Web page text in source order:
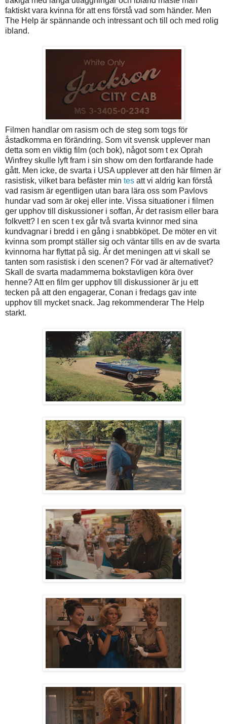
faktiskt vara kvinna för att ens förstå vad som händer. Men
The Help är spännande och intressant och till och med rolig
ibland.
Filmen handlar om rasism och de steg som togs för
åstadkomma en förändring. Som vit svensk upplever man
detta som en viktig film (och bok), något som t ex Oprah
Winfrey skulle lyft fram i sin show om den fortfarande hade
gått. Men icke, de svarta i USA upplever att den här filmen är
rasistisk, vilket bara befäster min tes att vi aldrig kan förstå
vad rasism är egentligen utan bara lära oss som Pavlovs
hundar vad som är okej eller inte. Vissa situationer i filmen
ger upphov till diskussioner i soffan, Är det rasism eller bara
folkvett? I en scen t ex går två svarta kvinnor med sina
kundvagnar i bredd i en gång i snabbköpet. De möter en vit
kvinna som prompt ställer sig och väntar tills en av de svarta
kvinnorna har flyttat på sig. Är det meningen att vi skall se
tanten som rasistisk i den scenen? För vad är alternativet?
Skall de svarta madammerna bokstavligen köra över
henne? Att en film ger upphov till diskussioner är ju ett
tecken på att den engagerar, Conan i fredags gav inte
upphov till mycket snack. Jag rekommenderar The Help
starkt.